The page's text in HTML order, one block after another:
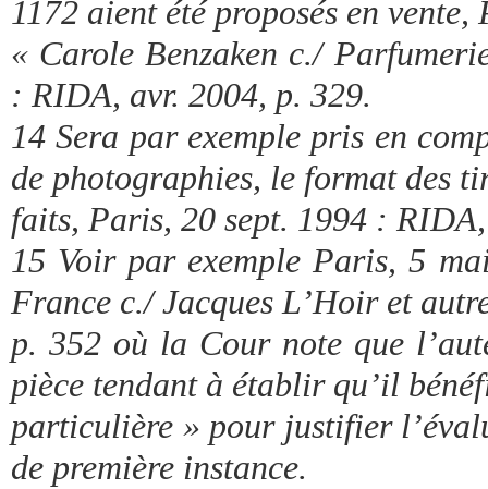
1172 aient été proposés en
« Carole Benzaken c./
: RIDA, avr. 2004, p. 329.
14 Sera par exemple pris en
de photographies, le format des
faits, Paris, 20 sept. 1994 :
15 Voir par exemple Paris, 5
France c./ Jacques L’Hoir et
p. 352 où la Cour note que
pièce tendant à établir qu’il
particulière » pour justifier
de première instance.